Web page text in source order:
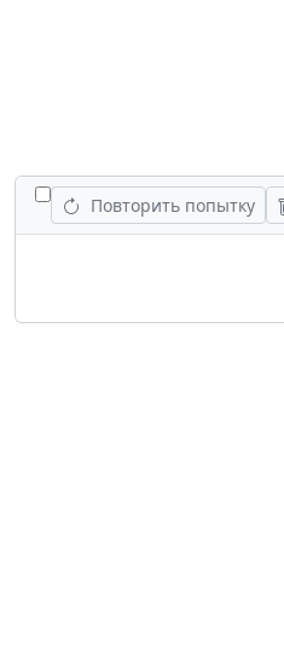
ПЕРЕКЛЮЧИТЬ ВСЕ ЗАДАНИЯ
Повторить попытку